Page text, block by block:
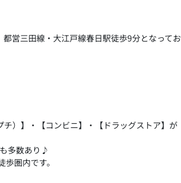
営三田線・大江戸線春日駅徒歩9分となってお
）】・【コンビニ】・【ドラッグストア】が
多数あり♪
圏内です。